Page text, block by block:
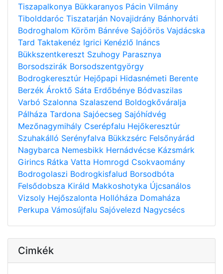
Tiszapalkonya Bükkaranyos Pácin Vilmány
Tibolddaróc Tiszatarján Novajidrány Bánhorváti
Bodroghalom Köröm Bánréve Sajóörös Vajdácska
Tard Taktakenéz Igrici Kenézlő Ináncs
Bükkszentkereszt Szuhogy Parasznya
Borsodszirák Borsodszentgyörgy
Bodrogkeresztúr Hejőpapi Hidasnémeti Berente
Berzék Ároktő Sáta Erdőbénye Bódvaszilas
Varbó Szalonna Szalaszend Boldogkőváralja
Pálháza Tardona Sajóecseg Sajóhídvég
Mezőnagymihály Cserépfalu Hejőkeresztúr
Szuhakálló Serényfalva Bükkzsérc Felsőnyárád
Nagybarca Nemesbikk Hernádvécse Kázsmárk
Girincs Rátka Vatta Homrogd Csokvaomány
Bodrogolaszi Bodrogkisfalud Borsodbóta
Felsődobsza Királd Makkoshotyka Újcsanálos
Vizsoly Hejőszalonta Hollóháza Domaháza
Perkupa Vámosújfalu Sajóvelezd Nagycsécs
Cimkék